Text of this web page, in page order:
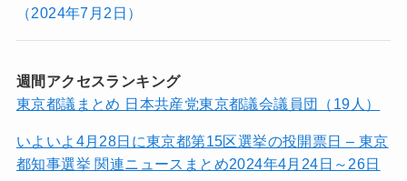
（2024年7月2日）
週間アクセスランキング
東京都議まとめ 日本共産党東京都議会議員団（19人）
いよいよ4月28日に東京都第15区選挙の投開票日 – 東京
都知事選挙 関連ニュースまとめ2024年4月24日～26日